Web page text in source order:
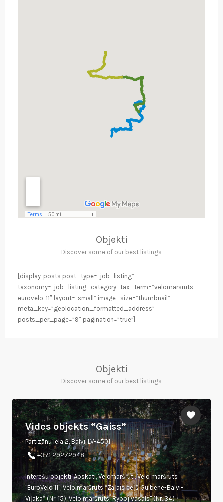
Objekti
Discover some of our best listings
[display-posts post_type=”job_listing”
taxonomy=”job_listing_category” tax_term=”velomarsruts-
eurovelo-11″ layout=”small” image_size=”thumbnail”
meta_key=”geolocation_formatted_address”
posts_per_page=”9″ pagination=”true”]
Objekti
Discover some of our best listings
Vides objekts “Gaiss”
Partizānu iela 2, Balvi, LV-4501
+371 29272948
Interešu objekti, Apskati, Velomaršruti, Velo maršruts
"EuroVelo 11", Velo maršruts “Zaļais ceļš Gulbene-Balvi-
Viļaka” (Nr. 15), Velo maršruts "Rypoj vasals" (Nr. 34)